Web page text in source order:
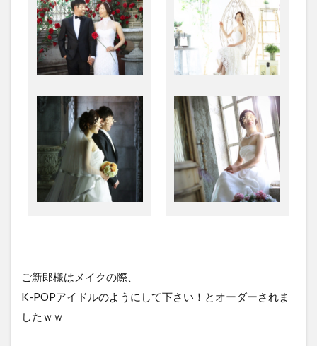
ご新郎様はメイクの際、
K-POPアイドルのようにして下さい！とオーダーされま
したｗｗ